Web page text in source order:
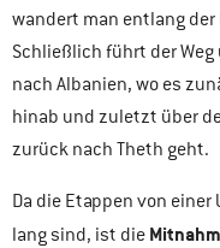
wandert man entlang der
Schließlich führt der
nach Albanien, wo es
hinab und zuletzt über
zurück nach Theth geht.
Da die Etappen von
lang sind, ist die